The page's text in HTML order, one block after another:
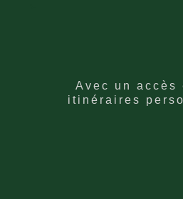
Avec un
itinéraires